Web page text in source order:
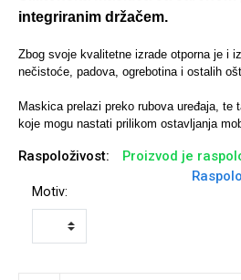
integriranim držačem.
Zbog svoje kvalitetne izrade otporna je i
nečistoće, padova, ogrebotina i ostalih
Maskica prelazi preko rubova uređaja, te
koje mogu nastati prilikom ostavljanja
Raspoloživost:
Proizvod je
Motiv:
Sleng
Životinjsko carstvo
Univerzalne futrole i
maskice